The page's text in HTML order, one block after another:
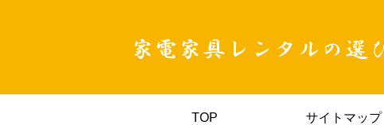
TOP サイトマップ